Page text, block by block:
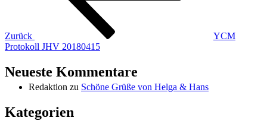
Zurück
YCM
Protokoll JHV 20180415
Neueste Kommentare
Redaktion zu Schöne Grüße von Helga & Hans
Kategorien